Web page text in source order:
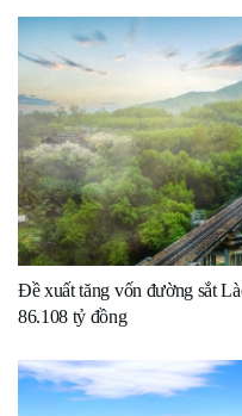
Đề xuất tăng vốn đường sắt
86.108 tỷ đồng